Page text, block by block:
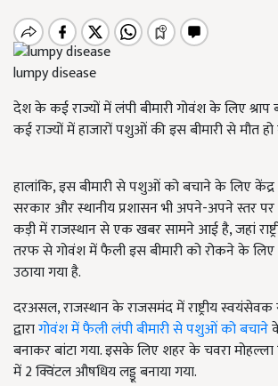
lumpy disease
देश के कई राज्यों में लंपी बीमारी गोवंश के लिए
कई राज्यों में हाजारों पशुओं की इस बीमारी से मौत
हालांकि, इस बीमारी से पशुओं को बचाने के लिए
सरकार और स्थानीय प्रशासन भी अपने-अपने स्तर
कड़ी में राजस्थान से एक खबर सामने आई है, जहां
तरफ से गोवंश में फैली इस बीमारी को रोकने के
उठाया गया है.
दरअसल, राजस्थान के राजसमंद में राष्ट्रीय स्वयंसेवक
द्वारागोवंश में फैली लंपी बीमारी से पशुओं को बचाने
बनाकर बांटा गया. इसके लिए शहर के चवरा मोहल्ला
में 2 क्विंटल औषधिय लड्डू बनाया गया.